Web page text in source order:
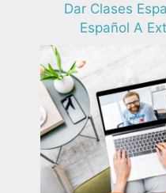
Dar Clases
Español A